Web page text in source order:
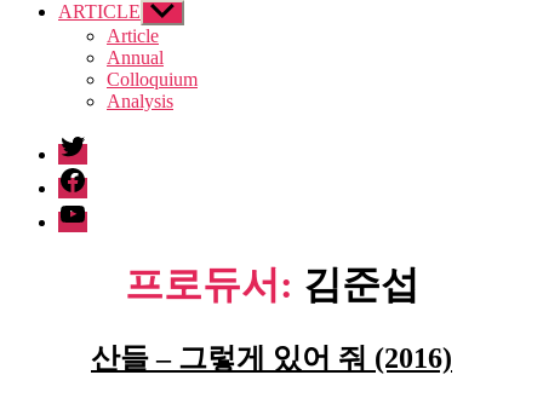
ARTICLE Show
sub
menu
Article
Annual
Colloquium
Analysis
twitter
facebook
Youtube
프로듀서: 김준섭
산들 – 그렇게 있어 줘 (2016)